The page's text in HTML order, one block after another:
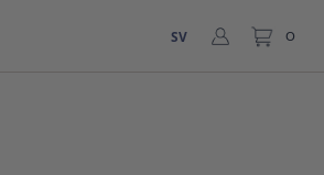
SV 0